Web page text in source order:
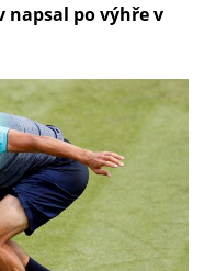
napsal po výhře v